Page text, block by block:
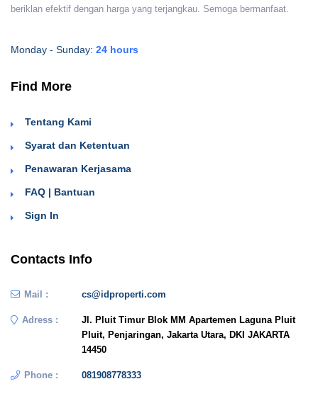
beriklan efektif dengan harga yang terjangkau. Semoga bermanfaat.
Monday - Sunday: 24 hours
Find More
Tentang Kami
Syarat dan Ketentuan
Penawaran Kerjasama
FAQ | Bantuan
Sign In
Contacts Info
Mail : cs@idproperti.com
Adress :
Jl. Pluit Timur Blok MM Apartemen Laguna Pluit
Pluit, Penjaringan, Jakarta Utara, DKI JAKARTA
14450
Phone : 081908778333